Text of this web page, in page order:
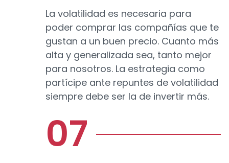
La volatilidad es necesaria para
poder comprar las compañías que te
gustan a un buen precio. Cuanto más
alta y generalizada sea, tanto mejor
para nosotros. La estrategia como
partícipe ante repuntes de volatilidad
siempre debe ser la de invertir más.